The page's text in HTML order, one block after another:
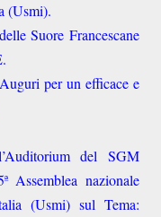
(Usmi).
Suore Francescane
per un efficace e
del SGM
Assemblea nazionale
(Usmi) sul Tema: